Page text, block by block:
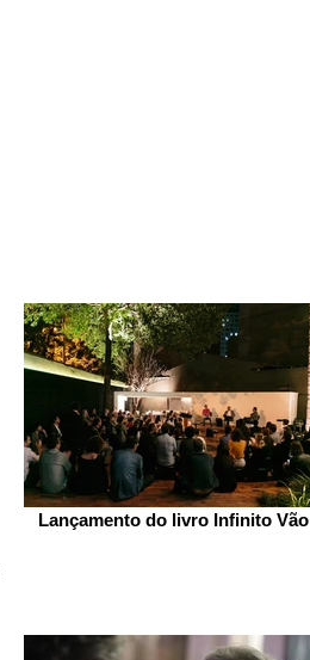
Lançamento do livro Infinito Vão